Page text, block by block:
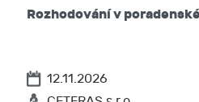
Rozhodování v
12.11.2026